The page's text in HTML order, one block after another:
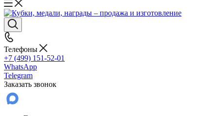
Телефоны
+7 (499) 151-52-01
WhatsApp
Telegram
Заказать звонок